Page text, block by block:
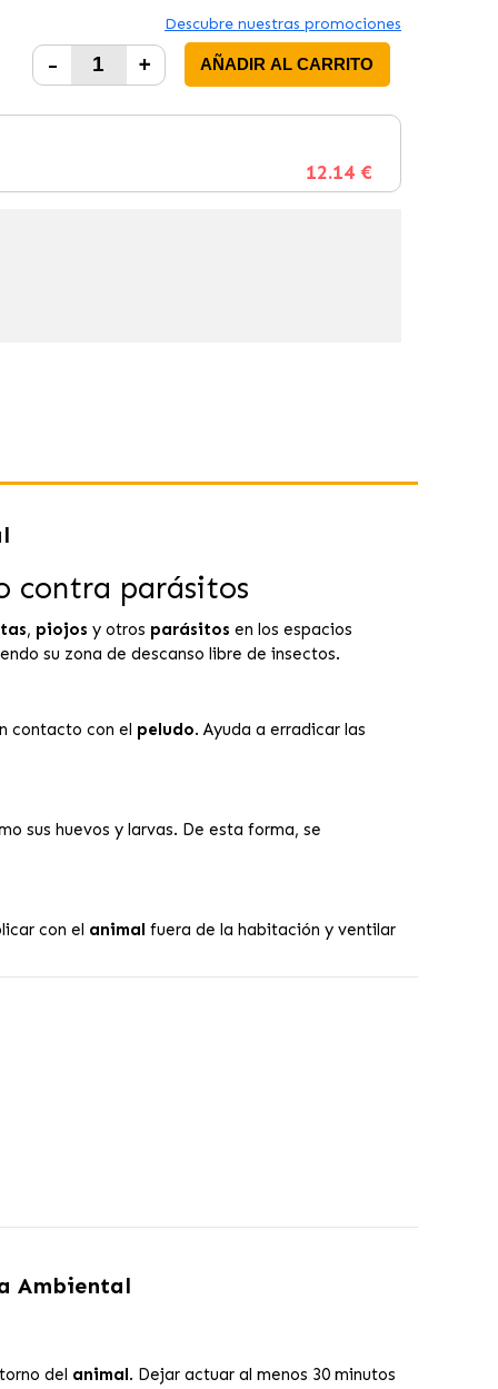
Descubre nuestras promociones
- + AÑADIR AL CARRITO
12.14 €
contra parásitos
, piojos y otros parásitos en los espacios
su zona de descanso libre de insectos.
contacto con el peludo. Ayuda a erradicar las
sus huevos y larvas. De esta forma, se
con el animal fuera de la habitación y ventilar
Ambiental
del animal. Dejar actuar al menos 30 minutos